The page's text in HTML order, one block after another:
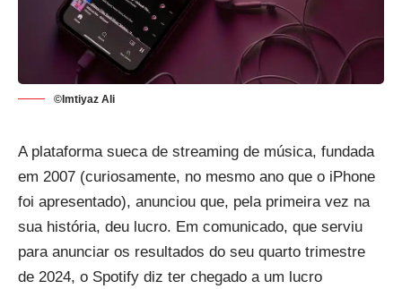
©Imtiyaz Ali
A plataforma sueca de streaming de música, fundada
em 2007 (curiosamente, no mesmo ano que o iPhone
foi apresentado), anunciou que, pela primeira vez na
sua história, deu lucro. Em comunicado, que serviu
para anunciar os resultados do seu quarto trimestre
de 2024, o Spotify diz ter chegado a um lucro